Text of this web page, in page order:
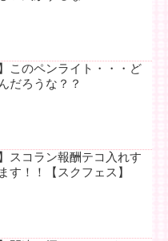
このペンライト・・・ど
だろうな？？
スコラン報酬テコ入れす
す！！【スクフェス】